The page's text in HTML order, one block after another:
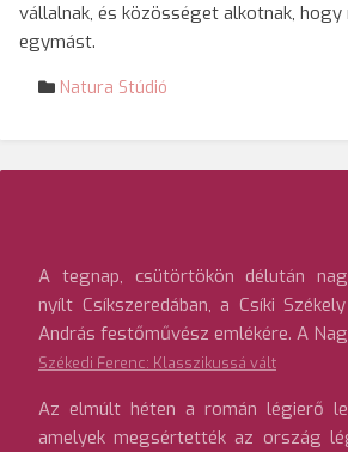
vállalnak, és közösséget alkotnak,
egymást.
Natura Stúdió
A tegnap, csütörtökön délután
nyílt Csíkszeredában, a Csíki
András festőművész emlékére. A
Székedi Ferenc: Klasszikussá vált
Az elmúlt héten a román légierő
amelyek megsértették az ország